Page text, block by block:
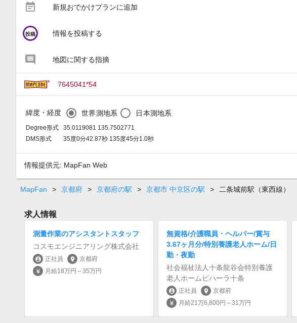
event_note 新規おでかけプランに追加
circle
投稿 情報を投稿する
地図に関する指摘
7645041*54
緯度・経度 世界測地系 日本測地系
Degree形式
35.0119081 135.7502771
DMS形式
35度0分42.87秒 135度45分1.0秒
情報提供元: MapFan Web
MapFan > 京都府 > 京都府の駅 > 京都市 中京区の駅 > 二条城前駅（東西線）
求人情報
測量作業のアシスタントスタッフ
コスモエンジニアリング株式会社
account_circle 正社員 location_on 京都府
currency_yen 月給18万円～35万円
無資格/介護職員・ヘルパー/賞与
3.67ヶ月分/特別養護老人ホーム/日
勤・夜勤
社会福祉法人十条龍谷会特別養護
老人ホームビハーラ十条
account_circle 正社員 location_on 京都府
currency_yen 月給21万6,800円～31万円